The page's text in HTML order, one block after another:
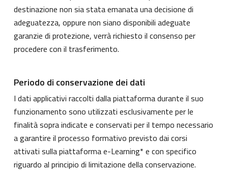
destinazione non sia stata emanata una decisione di
adeguatezza, oppure non siano disponibili adeguate
garanzie di protezione, verrà richiesto il consenso per
procedere con il trasferimento.
Periodo di conservazione dei dati
I dati applicativi raccolti dalla piattaforma durante il suo
funzionamento sono utilizzati esclusivamente per le
finalità sopra indicate e conservati per il tempo necessario
a garantire il processo formativo previsto dai corsi
attivati sulla piattaforma e-Learning* e con specifico
riguardo al principio di limitazione della conservazione.